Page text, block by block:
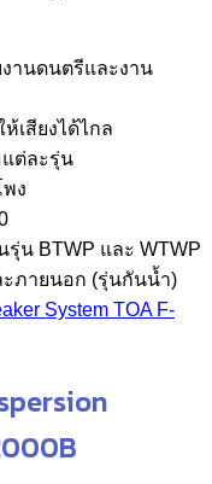
านดนตรีและงาน
เสียงได้ไกล
แต่ละรุ่น
ง
น BTWP และ WTWP
ะภายนอก (รุ่นกันน้ำ)
System TOA F-